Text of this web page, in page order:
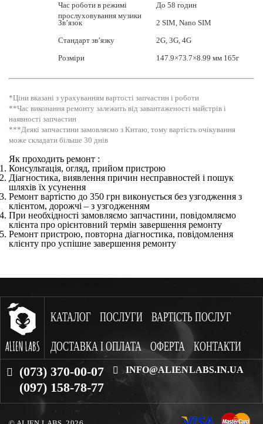
Час роботи в режимі
прослуховування музики
Зв’язок
Стандарт зв’язку
Розміри
До 58 годин
2 SIM, Nano SIM
2G, 3G, 4G
147.9×73.7×8.99 мм 165г
*Ціни вказані з урахуванням вартості запчастин і роботи
**Час виконання ремонту залежить від завантаженості майстрів і
наявності запчастин
***Деякі запчастини замовляємо з Китаю, тому вартість очікування
може складати більше 30 днів
Як проходить ремонт :
Консультація, огляд, прийом пристрою
Діагностика, виявлення причин несправностей і пошук
шляхів їх усунення
Ремонт вартістю до 350 грн виконується без узгодження з
клієнтом, дорожчі – з узгодженням
При необхідності замовляємо запчастини, повідомляємо
клієнта про орієнтовний термін завершення ремонту
Ремонт пристрою, повторна діагностика, повідомлення
клієнту про успішне завершення ремонту
КАТАЛОГ ПОСЛУГИ ВАРТІСТЬ ПОСЛУГ
ДОСТАВКА І ОПЛАТА ОФЕРТА КОНТАКТИ
(073) 370-00-07
(097) 158-78-77
INFO@ALIENLABS.IN.UA